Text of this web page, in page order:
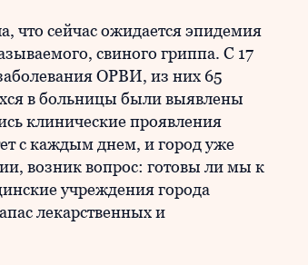
что сейчас ожидается эпидемия
свиного гриппа. С 17
ОРВИ, из них 65
в больницы были выявлены
клинические проявления
с каждым днем, и город уже
возник вопрос: готовы ли мы к
учреждения города
лекарственных и